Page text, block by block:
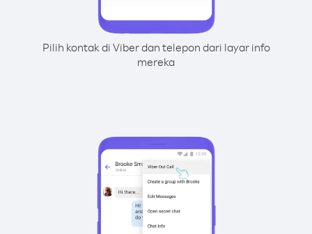
Pilih kontak di Viber dan telepon dari layar info
mereka